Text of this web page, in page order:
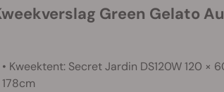
Kweekverslag Green Gelato
• Kweektent: Secret Jardin DS120W 120 ×
178cm